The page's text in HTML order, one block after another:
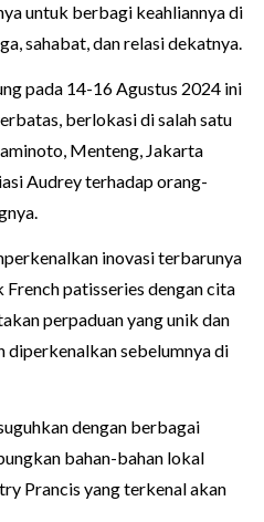
untuk berbagi keahliannya di
sahabat, dan relasi dekatnya.
pada 14-16 Agustus 2024 ini
berlokasi di salah satu
Menteng, Jakarta
Audrey terhadap orang-
inovasi terbarunya
patisseries dengan cita
perpaduan yang unik dan
diperkenalkan sebelumnya di
dengan berbagai
bahan-bahan lokal
Prancis yang terkenal akan